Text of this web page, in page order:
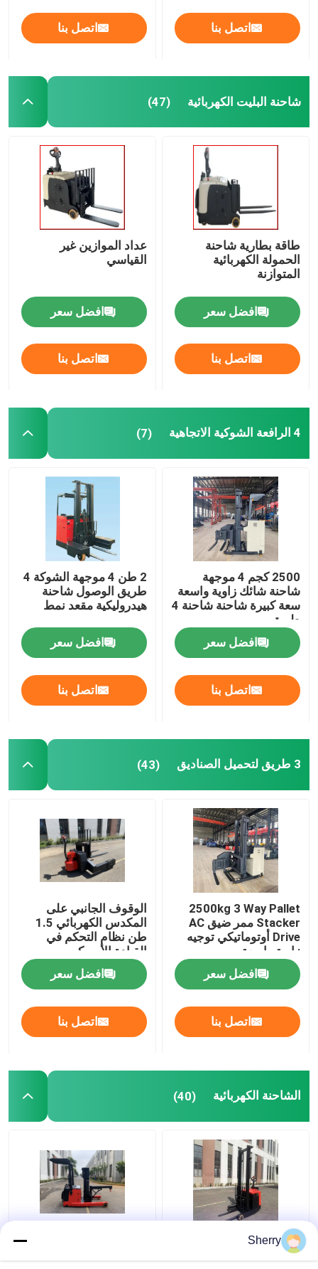
اتصل بنا اتصل بنا
شاحنة البليت الكهربائية (47)
طاقة بطارية شاحنة
الحمولة الكهربائية
المتوازنة
افضل سعر
اتصل بنا
عداد الموازين غير
القياسي
افضل سعر
اتصل بنا
4 الرافعة الشوكية الاتجاهية (7)
2500 كجم 4 موجهة
شاحنة شائك زاوية واسعة
سعة كبيرة شاحنة شاحنة 4
طريق
افضل سعر
اتصل بنا
2 طن 4 موجهة الشوكة 4
طريق الوصول شاحنة
هيدروليكية مقعد نمط
افضل سعر
اتصل بنا
3 طريق لتحميل الصناديق (43)
2500kg 3 Way Pallet
Stacker ممر ضيق AC
Drive أوتوماتيكي توجيه
زاوية واسعة
افضل سعر
اتصل بنا
الوقوف الجانبي على
المكدس الكهربائي 1.5
طن نظام التحكم في
القيادة الأمريكي
افضل سعر
اتصل بنا
الشاحنة الكهربائية (40)
الوقوف على الوصول
الكهربائي الشاحنة
Sherry